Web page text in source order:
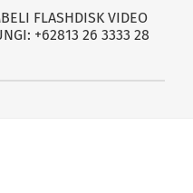
FLASHDISK VIDEO
+62813 26 3333 28